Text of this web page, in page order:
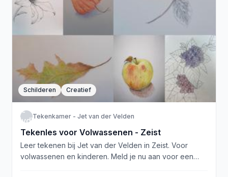
Schilderen Creatief
T-
JvdVTekenkamer - Jet van der Velden
Tekenles voor Volwassenen - Zeist
Leer tekenen bij Jet van der Velden in Zeist. Voor
volwassenen en kinderen. Meld je nu aan voor een